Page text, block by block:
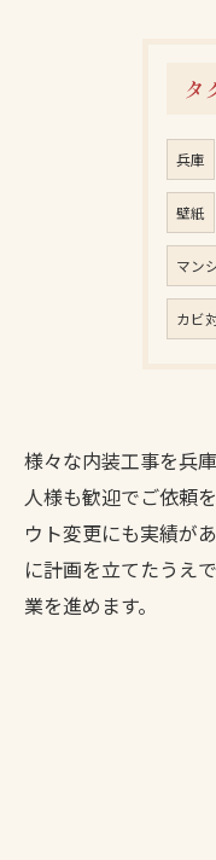
タ
兵庫
壁紙
マン
カビ
様々な内装工事を兵
人様も歓迎でご依頼
ウト変更にも実績が
に計画を立てたうえ
業を進めます。